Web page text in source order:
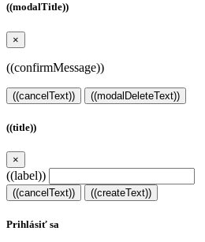
((modalTitle))
×
((confirmMessage))
((cancelText)) ((modalDeleteText))
((title))
×
((label))
((cancelText)) ((createText))
Prihlásiť sa